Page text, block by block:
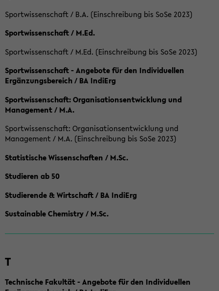
Sportwissenschaft / B.A. (Einschreibung bis SoSe 2023)
Sportwissenschaft / M.Ed.
Sportwissenschaft / M.Ed. (Einschreibung bis SoSe 2023)
Sportwissenschaft - Angebote für den Individuellen
Ergänzungsbereich / BA IndiErg
Sportwissenschaft: Organisationsentwicklung und
Management / M.A.
Sportwissenschaft: Organisationsentwicklung und
Management / M.A. (Einschreibung bis SoSe 2023)
Statistische Wissenschaften / M.Sc.
Studieren ab 50
Studierende & Wirtschaft / BA IndiErg
Sustainable Chemistry / M.Sc.
T
Technische Fakultät - Angebote für den Individuellen